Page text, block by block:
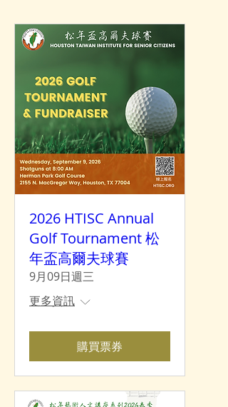
2026 HTISC Annual
Golf Tournament 松
年盃高爾夫球賽
9月09日週三
更多資訊
購買票券